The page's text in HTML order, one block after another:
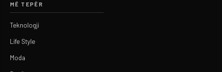
MË TEPËR
Teknologji
Life Style
Moda